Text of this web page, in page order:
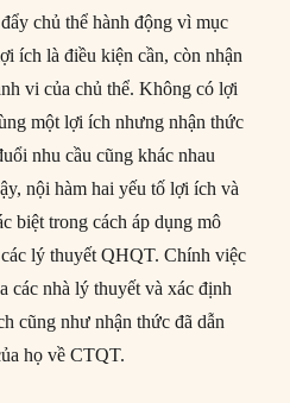
chủ thể hành động vì mục
ích là điều kiện cần, còn nhận
vi của chủ thể. Không có lợi
một lợi ích nhưng nhận thức
nhu cầu cũng khác nhau
nội hàm hai yếu tố lợi ích và
biệt trong cách áp dụng mô
lý thuyết QHQT. Chính việc
các nhà lý thuyết và xác định
cũng như nhận thức đã dẫn
họ về CTQT.